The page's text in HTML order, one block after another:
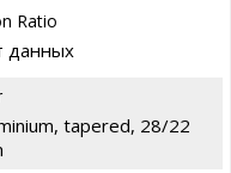
Ratio
данных
tapered, 28/22